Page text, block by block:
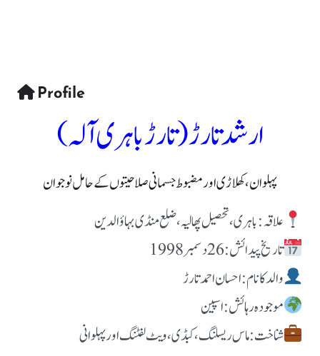
Profile
ارشد تارڑ (تارڑ باہری آلہ)
پہلوان، کھلاڑی اور مضبوط جسمانی صلاحیتوں کے حامل نوجوان
علاقہ: باہری، تحصیل پھالیہ، ضلع منڈی بہاؤالدین
تاریخ پیدائش: 26 دسمبر 1998
والد کا نام: احسان احمد تارڑ
موجودہ رہائش: اسپین
شناخت: ماس ریسلنگ، کبڈی، ویٹ لفٹنگ اور پہلوانی